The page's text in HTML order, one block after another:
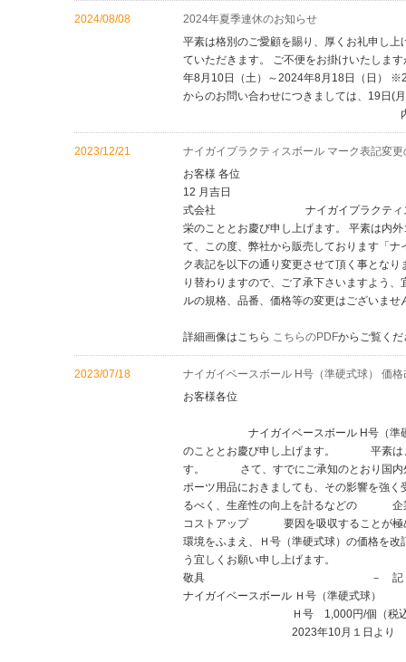
2024/08/08
2024年夏季連休のお知らせ
平素は格別のご愛顧を賜り、厚くお礼申し
ていただきます。 ご不便をお掛けいたしま
年8月10日（土）～2024年8月18日（日）
からのお問い合わせにつきましては、19日
内外ゴム株式会
2023/12/21
ナイガイプラクティスボール マーク表記変
お客様
12 月吉
式会社 ナイガイプラクティスボー
栄のこととお慶び申し上げます。 平素は内
て、この度、弊社から販売しております「
ク表記を以下の通り変更させて頂く事とな
り替わりますので、ご了承下さいますよう
ルの規格、品番、価格等の変更はございませ
詳細画像はこちら こちらのPDFからご覧くだ
2023/07/18
ナイガイベースボール H号（準硬式球） 価
お客様各位
ナイガイベースボール H号（準硬
のこととお慶び申し上げます。 平素は、
す。 さて、すでにご承知のとおり国内
ポーツ用品におきましても、その影響を
るべく、生産性の向上を計るなどの 企業
コストアップ 要因を吸収することが極
環境をふまえ、Ｈ号（準硬式球）の価格
う宜しくお
敬具 － 記
ナイガイベースボール Ｈ号（準
Ｈ号 1,000円/個（税込み
2023年10月１日より